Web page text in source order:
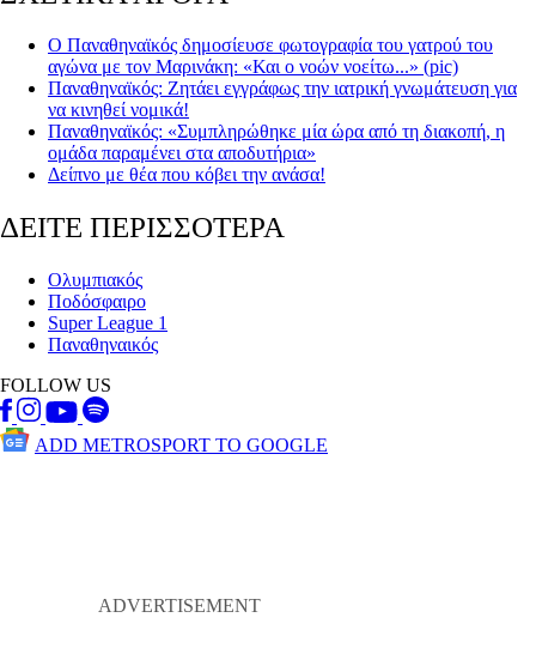
Ο Παναθηναϊκός δημοσίευσε φωτογραφία του γατρού του
αγώνα με τον Μαρινάκη: «Και ο νοών νοείτω...» (pic)
Παναθηναϊκός: Ζητάει εγγράφως την ιατρική γνωμάτευση για
να κινηθεί νομικά!
Παναθηναϊκός: «Συμπληρώθηκε μία ώρα από τη διακοπή, η
ομάδα παραμένει στα αποδυτήρια»
Δείπνο με θέα που κόβει την ανάσα!
ΔΕΙΤΕ ΠΕΡΙΣΣΟΤΕΡΑ
Ολυμπιακός
Ποδόσφαιρο
Super League 1
Παναθηναικός
FOLLOW US
ADD METROSPORT TO GOOGLE